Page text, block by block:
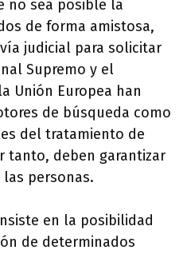
no sea posible la
de forma amistosa,
judicial para solicitar
Supremo y el
Unión Europea han
de búsqueda como
del tratamiento de
tanto, deben garantizar
personas.
en la posibilidad
de determinados